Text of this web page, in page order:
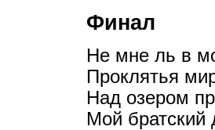
Финал
Не мне ль в
Проклятья
Над озером
Мой